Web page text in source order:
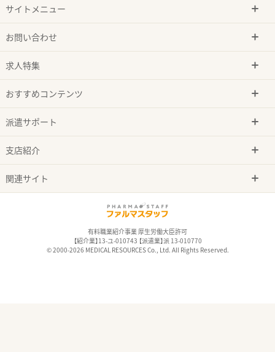
サイトメニュー
お問い合わせ
求人特集
おすすめコンテンツ
派遣サポート
支店紹介
関連サイト
有料職業紹介事業 厚生労働大臣許可
【紹介業】13-ユ-010743 【派遣業】派 13-010770
© 2000-2026 MEDICAL RESOURCES Co., Ltd. All Rights Reserved.